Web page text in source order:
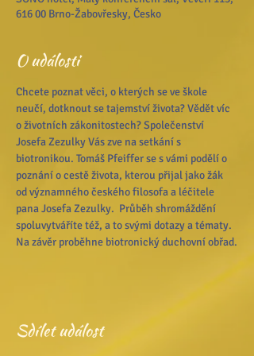
616 00 Brno-Žabovřesky, Česko
O události
Chcete poznat věci, o kterých se ve škole
neučí, dotknout se tajemství života? Vědět víc
o životních zákonitostech? Společenství
Josefa Zezulky Vás zve na setkání s
biotronikou. Tomáš Pfeiffer se s vámi podělí o
poznání o cestě života, kterou přijal jako žák
od významného českého filosofa a léčitele
pana Josefa Zezulky.  Průběh shromáždění
spoluvytváříte též, a to svými dotazy a tématy.
Na závěr proběhne biotronický duchovní obřad.
Sdílet událost